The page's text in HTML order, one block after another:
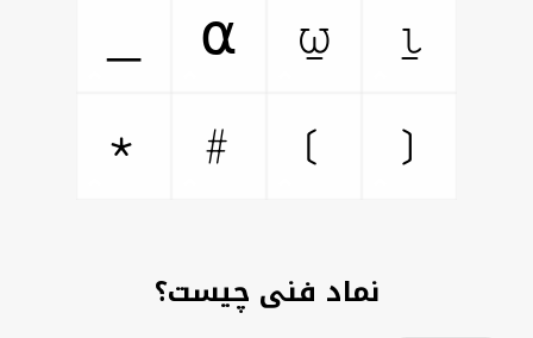
⍸
⍹
⍺
﹘
﹝
﹞
﹟
﹡
نماد فنی چیست؟